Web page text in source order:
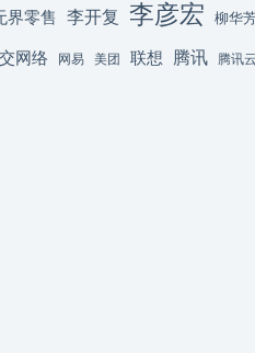
界零售 李开复 李彦宏 柳华
网络 网易 美团 联想 腾讯 腾讯云